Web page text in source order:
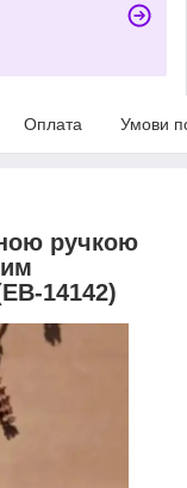
Оплата Умови
ручкою
14142)